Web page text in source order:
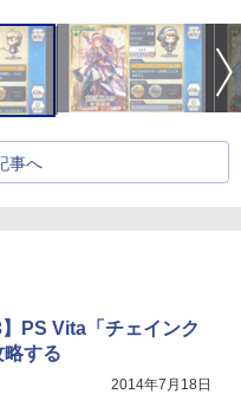
事へ
】PS Vita「チェインク
略する
2014年7月18日